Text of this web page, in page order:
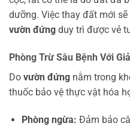
dưỡng. Việc thay đất mới
vườn đứng duy trì được vẻ
Phòng Trừ Sâu Bệnh Với
Do vườn đứng nằm trong
thuốc bảo vệ thực vật hóa
Phòng ngừa: Đảm bảo